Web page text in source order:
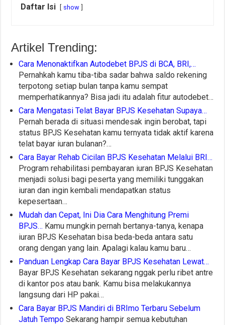
Daftar Isi show
Artikel Trending:
Cara Menonaktifkan Autodebet BPJS di BCA, BRI,…
Pernahkah kamu tiba-tiba sadar bahwa saldo rekening
terpotong setiap bulan tanpa kamu sempat
memperhatikannya? Bisa jadi itu adalah fitur autodebet…
Cara Mengatasi Telat Bayar BPJS Kesehatan Supaya…
Pernah berada di situasi mendesak ingin berobat, tapi
status BPJS Kesehatan kamu ternyata tidak aktif karena
telat bayar iuran bulanan?…
Cara Bayar Rehab Cicilan BPJS Kesehatan Melalui BRI…
Program rehabilitasi pembayaran iuran BPJS Kesehatan
menjadi solusi bagi peserta yang memiliki tunggakan
iuran dan ingin kembali mendapatkan status
kepesertaan…
Mudah dan Cepat, Ini Dia Cara Menghitung Premi
BPJS… Kamu mungkin pernah bertanya-tanya, kenapa
iuran BPJS Kesehatan bisa beda-beda antara satu
orang dengan yang lain. Apalagi kalau kamu baru…
Panduan Lengkap Cara Bayar BPJS Kesehatan Lewat…
Bayar BPJS Kesehatan sekarang nggak perlu ribet antre
di kantor pos atau bank. Kamu bisa melakukannya
langsung dari HP pakai…
Cara Bayar BPJS Mandiri di BRImo Terbaru Sebelum
Jatuh Tempo Sekarang hampir semua kebutuhan